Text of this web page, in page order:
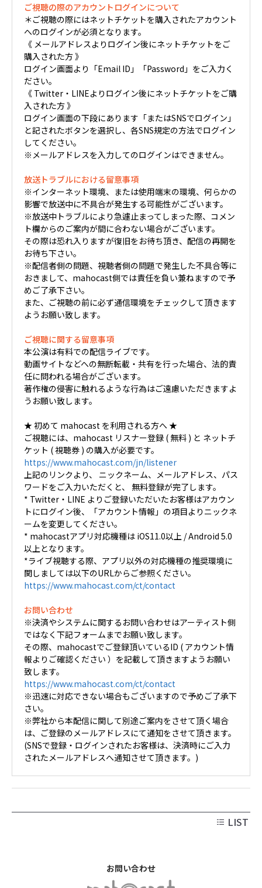
ご視聴の際のアカウントログインについて
＊ご視聴の際にはネットチケットを購入されたアカウント
へのログインが必須となります。
《 メールアドレスよりログイン後にネットチケットをご
購入された方 》
ログイン画面より「Email ID」「Password」をご入力く
ださい。
《 Twitter・LINEよりログイン後にネットチケットをご購
入された方 》
ログイン画面の下段にあります「またはSNSでログイン」
と記されたボタンを選択し、各SNS規定の方法でログイン
してください。
※メールアドレスを入力してのログインはできません。
放送トラブルにおける留意事項
※インターネット環境、または使用端末の環境、何らかの
影響で放送中に不具合が発生する可能性がございます。
※放送中トラブルにより急遽止まってしまった際、コメン
ト欄からのご案内が間に合わない場合がございます。
その際は恐れ入りますが復旧をお待ち頂き、配信の再開を
お待ち下さい。
※配信者側の問題、視聴者側の問題で発生した不具合等に
おきまして、mahocast側では責任を負い兼ねますので予
めご了承下さい。
また、ご視聴の前に必ず通信環境をチェックして頂きます
ようお願い致します。
ご視聴に関する留意事項
本公演は有料での配信ライブです。
動画サイトなどへの無断転載・共有を行った場合、法的責
任に問われる場合がございます。
著作権の侵害に触れるような行為はご遠慮いただきますよ
うお願い致します。
★ 初めて mahocast を利用される方へ ★
ご視聴には、mahocast リスナー登録 ( 無料 ) と ネットチ
ケット ( 視聴券 ) の購入が必要です。
https://www.mahocast.com/jn/listener
上記のリンクより、 ニックネーム、メールアドレス、パス
ワードをご入力いただくと、 無料登録が完了します。
* Twitter・LINE よりご登録いただいたお客様はアカウン
トにログイン後、「アカウント情報」の項目よりニックネ
ームを変更してください。
* mahocastアプリ対応機種は iOS11.0以上 / Android 5.0
以上となります。
*ライブ視聴する際、アプリ以外の対応機種の推奨環境に
関しましては以下のURLからご参照ください。
https://www.mahocast.com/ct/contact
お問い合わせ
※決済やシステムに関するお問い合わせはアーティスト側
ではなく下記フォームまでお願い致します。
その際、mahocastでご登録頂いているID ( アカウント情
報よりご確認ください ）を記載して頂きますようお願い
致します。
https://www.mahocast.com/ct/contact
※迅速に対応できない場合もございますので予めご了承下
さい。
※弊社から本配信に関して別途ご案内をさせて頂く場合
は、ご登録のメールアドレスにて通知をさせて頂きます。
(SNSで登録・ログインされたお客様は、決済時にご入力
されたメールアドレスへ通知させて頂きます。)
LIST
お問い合わせ